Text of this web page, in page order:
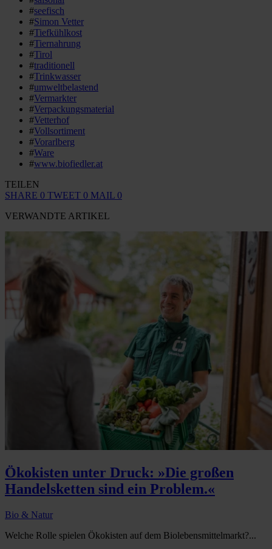
#seefisch
#Simon Vetter
#Tiefkühlkost
#Tiernahrung
#Tirol
#traditionell
#Trinkwasser
#umweltbelastend
#Vermarkter
#Verpackungsmaterial
#Vetterhof
#Vollsortiment
#Vorarlberg
#Ware
#www.biofiedler.at
TEILEN
SHARE 0 TWEET 0 MAIL 0
VERWANDTE ARTIKEL
Ökokisten unter Druck: »Die großen
Handelsketten sind ein Problem.«
Bio & Natur
Welche Rolle spielen Ökokisten auf dem Biolebensmittelmarkt?...